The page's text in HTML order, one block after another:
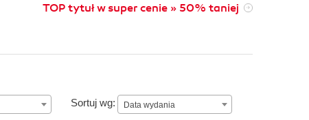
TOP tytuł w super cenie » 50% taniej
Sortuj wg: Data wydania
Data wydania